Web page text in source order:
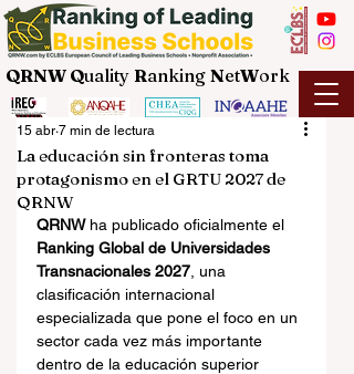
QRNW Quality Ranking NetWork
La educación sin fronteras toma
protagonismo en el GRTU 2027 de
QRNW
15 abr 7 min de lectura
QRNW ha publicado oficialmente el
Ranking Global de Universidades
Transnacionales 2027 , una
clasificación internacional
especializada que pone el foco en un
sector cada vez más importante
dentro de la educación superior